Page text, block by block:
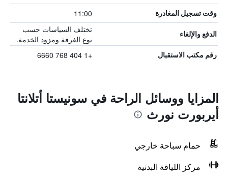
وقت تسجيل المغادرة 11:00
الدفع والإلغاء
تختلف السياسات حسب
نوع الغرفة ومزود الخدمة.
رقم مكتب الاستقبال +1 404 768 6660
المزايا ووسائل الراحة في سونيستا أتلانتا
أيربورت نورث
حمام سباحة خارجي
مركز اللياقة البدنية